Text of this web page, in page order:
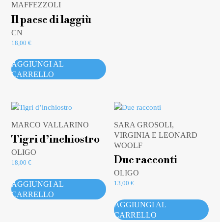
MAFFEZZOLI
Il paese di laggiù
CN
18,00 €
AGGIUNGI AL
CARRELLO
MARCO VALLARINO
Tigri d’inchiostro
OLIGO
18,00 €
AGGIUNGI AL
CARRELLO
SARA GROSOLI,
VIRGINIA E LEONARD
WOOLF
Due racconti
OLIGO
13,00€
AGGIUNGI AL
CARRELLO